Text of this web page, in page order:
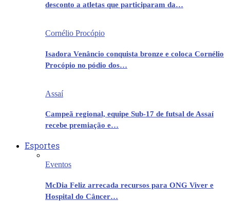
desconto a atletas que participaram da…
Cornélio Procópio
Isadora Venâncio conquista bronze e coloca Cornélio
Procópio no pódio dos…
Assaí
Campeã regional, equipe Sub-17 de futsal de Assaí
recebe premiação e…
Esportes
Eventos
McDia Feliz arrecada recursos para ONG Viver e
Hospital do Câncer…